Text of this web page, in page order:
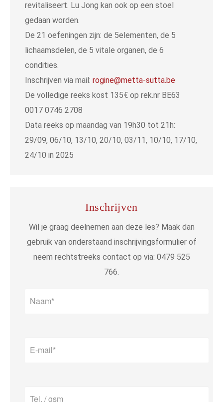
revitaliseert. Lu Jong kan ook op een stoel
gedaan worden.
De 21 oefeningen zijn: de 5elementen, de 5
lichaamsdelen, de 5 vitale organen, de 6
condities.
Inschrijven via mail: rogine@metta-sutta.be
De volledige reeks kost 135€ op rek.nr BE63
0017 0746 2708
Data reeks op maandag van 19h30 tot 21h:
29/09, 06/10, 13/10, 20/10, 03/11, 10/10, 17/10,
24/10 in 2025
Inschrijven
Wil je graag deelnemen aan deze les? Maak dan
gebruik van onderstaand inschrijvingsformulier of
neem rechtstreeks contact op via: 0479 525
766.